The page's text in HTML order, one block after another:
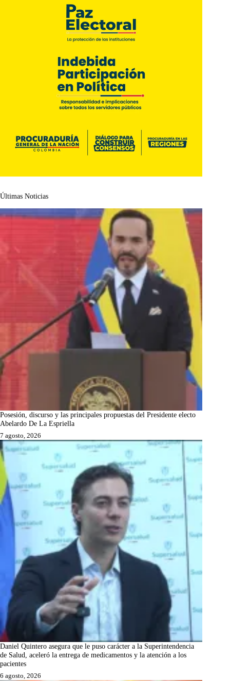
Últimas Noticias
Posesión, discurso y las principales propuestas del Presidente electo
Abelardo De La Espriella
7 agosto, 2026
Daniel Quintero asegura que le puso carácter a la Superintendencia
de Salud, aceleró la entrega de medicamentos y la atención a los
pacientes
6 agosto, 2026